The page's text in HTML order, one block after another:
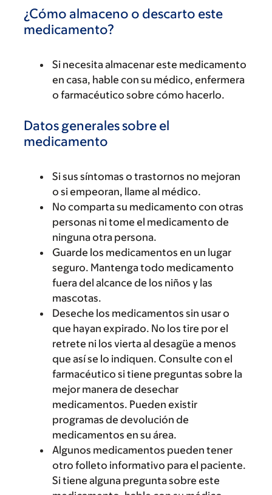
¿Cómo almaceno o descarto este
medicamento?
Si necesita almacenar este medicamento
en casa, hable con su médico, enfermera
o farmacéutico sobre cómo hacerlo.
Datos generales sobre el
medicamento
Si sus síntomas o trastornos no mejoran
o si empeoran, llame al médico.
No comparta su medicamento con otras
personas ni tome el medicamento de
ninguna otra persona.
Guarde los medicamentos en un lugar
seguro. Mantenga todo medicamento
fuera del alcance de los niños y las
mascotas.
Deseche los medicamentos sin usar o
que hayan expirado. No los tire por el
retrete ni los vierta al desagüe a menos
que así se lo indiquen. Consulte con el
farmacéutico si tiene preguntas sobre la
mejor manera de desechar
medicamentos. Pueden existir
programas de devolución de
medicamentos en su área.
Algunos medicamentos pueden tener
otro folleto informativo para el paciente.
Si tiene alguna pregunta sobre este